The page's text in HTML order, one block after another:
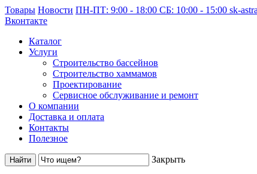
Товары Новости ПН-ПТ: 9:00 - 18:00 СБ: 10:00 - 15:00 sk-
Вконтакте
Каталог
Услуги
Строительство бассейнов
Строительство хаммамов
Проектирование
Сервисное обслуживание и ремонт
О компании
Доставка и оплата
Контакты
Полезное
Закрыть